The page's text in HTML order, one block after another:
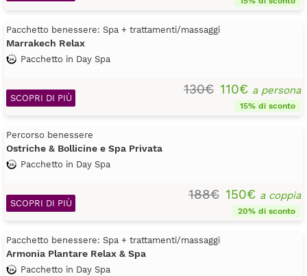
Pacchetto benessere: Spa + trattamenti/massaggi
Marrakech Relax
Pacchetto in Day Spa
130€ 110€ a persona
15% di sconto
SCOPRI DI PIÙ
Percorso benessere
Ostriche & Bollicine e Spa Privata
Pacchetto in Day Spa
188€ 150€ a coppia
20% di sconto
SCOPRI DI PIÙ
Pacchetto benessere: Spa + trattamenti/massaggi
Armonia Plantare Relax & Spa
Pacchetto in Day Spa